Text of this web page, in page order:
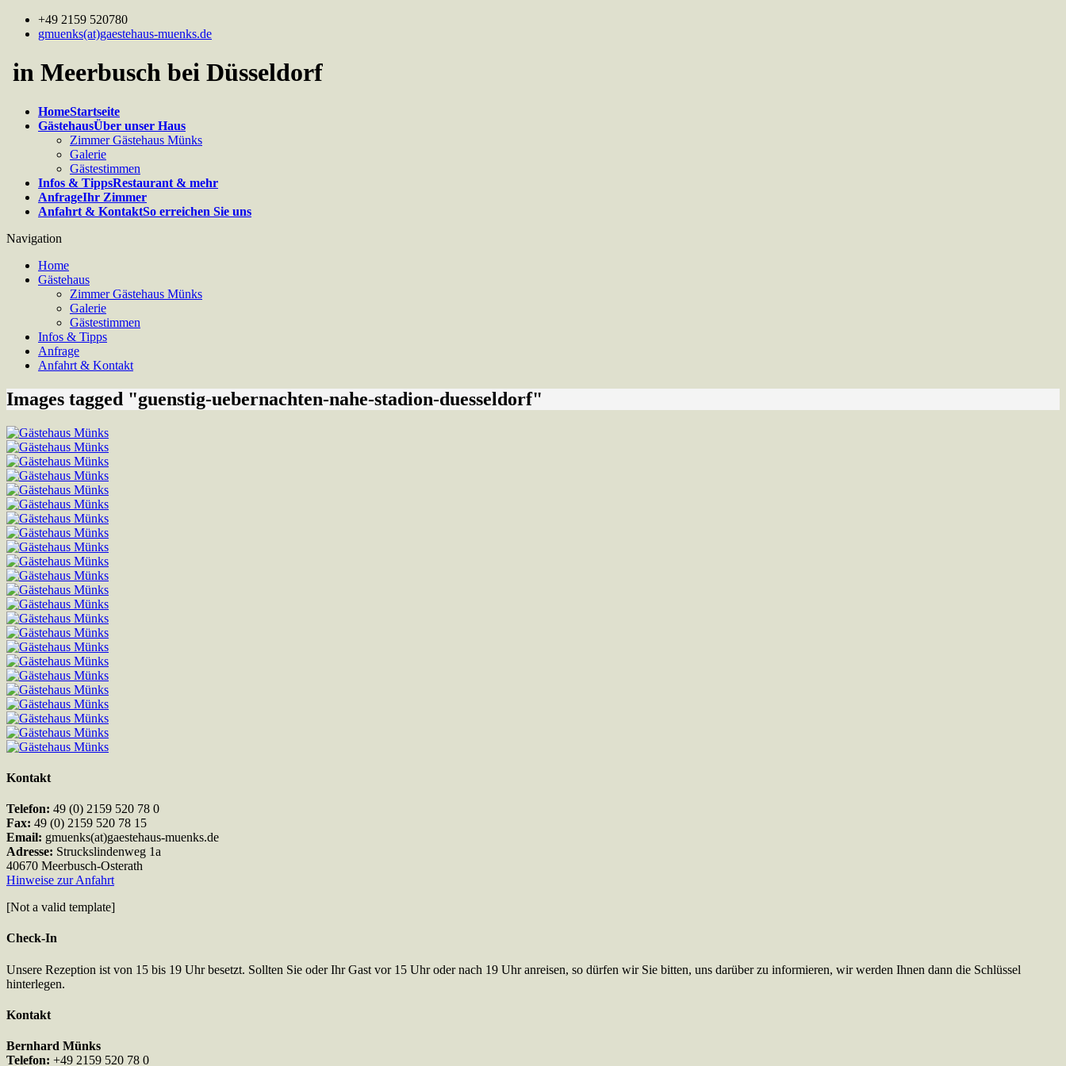
+49 2159 520780
gmuenks(at)gaestehaus-muenks.de
in Meerbusch bei Düsseldorf
HomeStartseite
GästehausÜber unser Haus
Zimmer Gästehaus Münks
Galerie
Gästestimmen
Infos & TippsRestaurant & mehr
AnfrageIhr Zimmer
Anfahrt & KontaktSo erreichen Sie uns
Navigation
Home
Gästehaus
Zimmer Gästehaus Münks
Galerie
Gästestimmen
Infos & Tipps
Anfrage
Anfahrt & Kontakt
Images tagged "guenstig-uebernachten-nahe-stadion-duesseldorf"
Kontakt
Telefon: 49 (0) 2159 520 78 0
Fax: 49 (0) 2159 520 78 15
Email: gmuenks(at)gaestehaus-muenks.de
Adresse: Struckslindenweg 1a
40670 Meerbusch-Osterath
Hinweise zur Anfahrt
[Not a valid template]
Check-In
Unsere Rezeption ist von 15 bis 19 Uhr besetzt. Sollten Sie oder Ihr Gast vor 15 Uhr oder nach 19 Uhr anreisen, so dürfen wir Sie bitten, uns darüber zu informieren, wir werden Ihnen dann die Schlüssel
hinterlegen.
Kontakt
Bernhard Münks
Telefon: +49 2159 520 78 0